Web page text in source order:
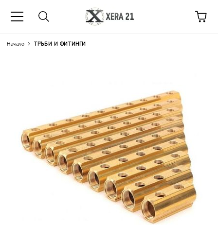
Начало ТРЪБИ И ФИТИНГИ
Цена на продукта: